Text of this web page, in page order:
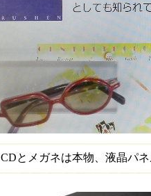
CDとメガネは本物、液晶パ